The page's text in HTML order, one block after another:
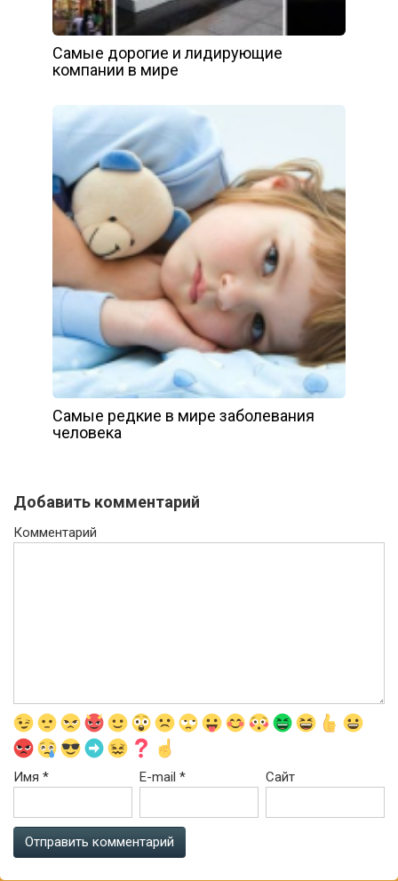
Самые дорогие и лидирующие
компании в мире
Самые редкие в мире заболевания
человека
Добавить комментарий
Комментарий
Имя * E-mail* Сайт